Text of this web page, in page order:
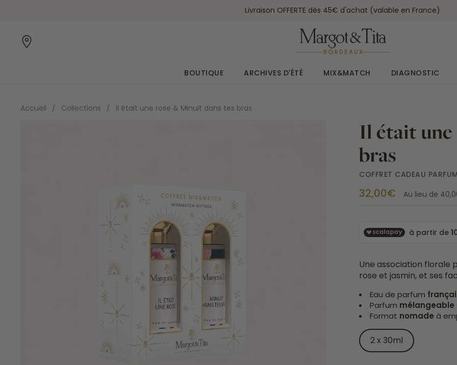
Livraison OFFERTE dès 45€ d'achat (valable en France)
BOUTIQUE ARCHIVES D'ÉTÉ MIX&MATCH DIAGNOSTIC
Accueil / Collections / Il était une rose & Minuit dans tes bras
Il était
bras
COFFRET CADEAU
32,00€ Au lieu de
Une association florale
rose et jasmin, et ses
Eau de parfum
Parfum mélangeable
Format nomade à
2 x 30ml